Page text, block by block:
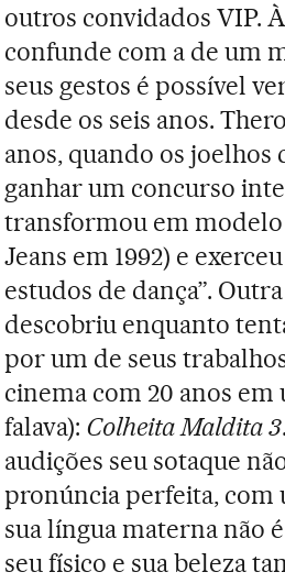
outros convidados VIP.
confunde com a de um
seus gestos é possível
desde os seis anos.
anos, quando os joelhos
ganhar um concurso
transformou em modelo
Jeans em 1992) e
estudos de dança”.
descobriu enquanto
por um de seus
cinema com 20 anos
falava): Colheita Maldita 3
audições seu sotaque
pronúncia perfeita, com
sua língua materna não
seu físico e sua beleza